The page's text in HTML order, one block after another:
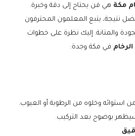
مكة هي فن يحتاج إلى دقة وخبرة.
نتيجة، يتبع المعلمون المحترفون
والمتانة. إليك نظرة على خطوات
في مكة وجدة:
من استوائه وخلوه من الرطوبة أو العيوب.
بوضوح بعد التركيب.